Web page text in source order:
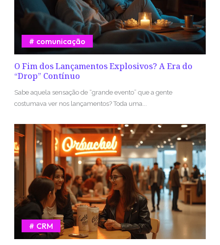
O Fim dos Lançamentos Explosivos? A Era do
“Drop” Contínuo
comunicação
Sabe aquela sensação de “grande evento” que a gente
costumava ver nos lançamentos? Toda uma...
CRM